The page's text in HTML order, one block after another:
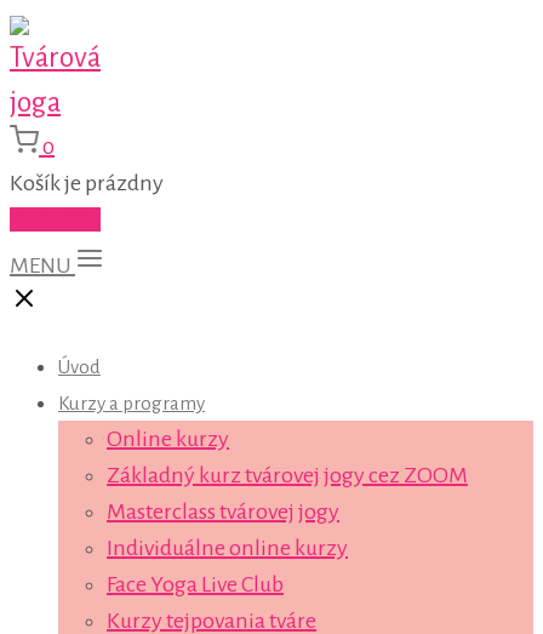
0
Košík je prázdny
MENU
Úvod
Kurzy a programy
Online kurzy
Základný kurz tvárovej jogy cez ZOOM
Masterclass tvárovej jogy
Individuálne online kurzy
Face Yoga Live Club
Kurzy tejpovania tváre